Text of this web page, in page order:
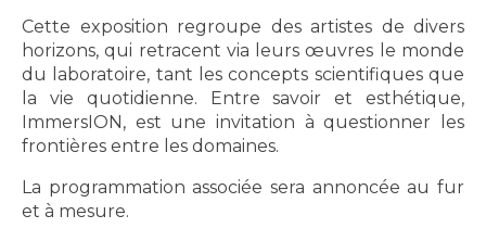
Cette exposition regroupe des artistes de divers
horizons, qui retracent via leurs œuvres le monde
du laboratoire, tant les concepts scientifiques que
la vie quotidienne. Entre savoir et esthétique,
ImmersION, est une invitation à questionner les
frontières entre les domaines.
La programmation associée sera annoncée au fur
et à mesure.